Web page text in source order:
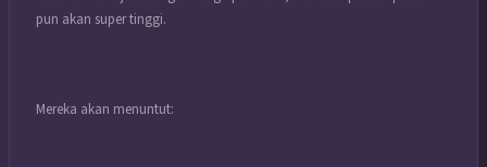
pun akan super tinggi.
Mereka akan menuntut: